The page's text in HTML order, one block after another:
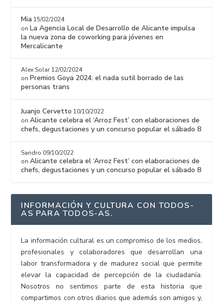
Mia 15/02/2024
onLa Agencia Local de Desarrollo de Alicante impulsa
la nueva zona de coworking para jóvenes en
Mercalicante
Alex Solar 12/02/2024
onPremios Goya 2024: el nada sutil borrado de las
personas trans
Juanjo Cervetto 10/10/2022
onAlicante celebra el ‘Arroz Fest’ con elaboraciones de
chefs, degustaciones y un concurso popular el sábado 8
Sandro 09/10/2022
onAlicante celebra el ‘Arroz Fest’ con elaboraciones de
chefs, degustaciones y un concurso popular el sábado 8
INFORMACIÓN Y CULTURA CON TODOS-
AS PARA TODOS-AS.
La información cultural es un compromiso de los medios,
profesionales y colaboradores que desarrollan una
labor transformadora y de madurez social que permite
elevar la capacidad de percepción de la ciudadanía.
Nosotros no sentimos parte de esta historia que
compartimos con otros diarios que además son amigos y,